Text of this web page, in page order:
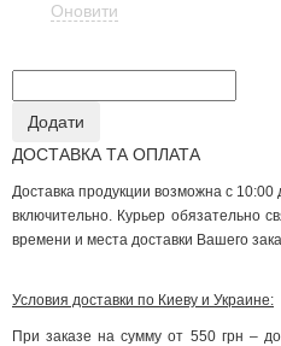
Оновити
ДОСТАВКА ТА ОПЛАТА
Доставка продукции возможна с
включительно. Курьер обязательно
времени и места доставки Вашего
Условия доставки по Киеву и Украине:
При заказе на сумму от 550 грн –